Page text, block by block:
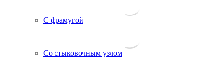
С фрамугой
Со стыковочным узлом